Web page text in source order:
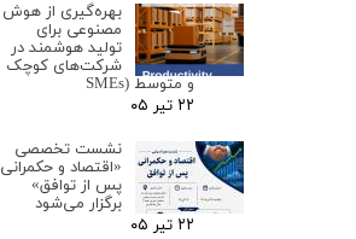
بهره‌گیری از هوش
مصنوعی برای
تولید هوشمند در
شرکت‌های کوچک
و متوسط (SMEs
۲۲ تیر ۰۵
نشست تخصصی
«اقتصاد و حکمرانی
پس از توافق»
برگزار می‌شود
۲۲ تیر ۰۵